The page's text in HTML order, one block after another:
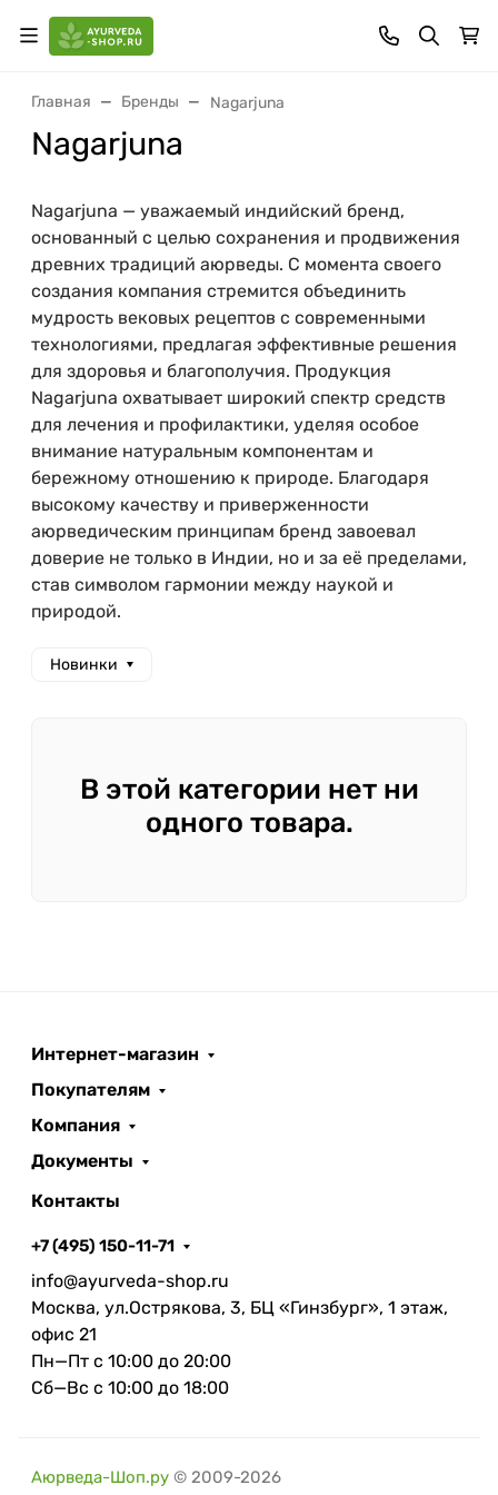
Главная Бренды Nagarjuna
Nagarjuna
Nagarjuna — уважаемый индийский бренд,
основанный с целью сохранения и продвижения
древних традиций аюрведы. С момента своего
создания компания стремится объединить
мудрость вековых рецептов с современными
технологиями, предлагая эффективные решения
для здоровья и благополучия. Продукция
Nagarjuna охватывает широкий спектр средств
для лечения и профилактики, уделяя особое
внимание натуральным компонентам и
бережному отношению к природе. Благодаря
высокому качеству и приверженности
аюрведическим принципам бренд завоевал
доверие не только в Индии, но и за её пределами,
став символом гармонии между наукой и
природой.
Новинки
В этой категории нет ни
одного товара.
Интернет-магазин
Покупателям
Компания
Документы
Контакты
+7 (495) 150-11-71
info@ayurveda-shop.ru
Москва, ул.Острякова, 3, БЦ «Гинзбург», 1 этаж,
офис 21
Пн—Пт с 10:00 до 20:00
Сб—Вс с 10:00 до 18:00
Аюрведа-Шоп.ру © 2009-2026